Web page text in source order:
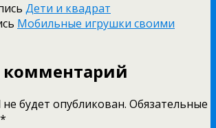
Дети и квадрат
Мобильные игрушки своими
комментарий
будет опубликован. Обязательные
*